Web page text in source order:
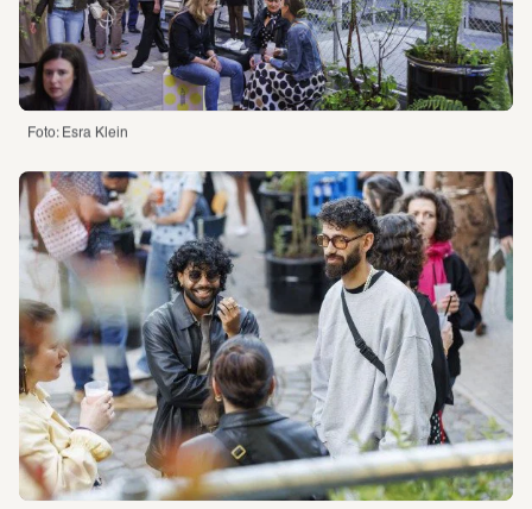
Foto: Esra Klein
Foto: Esra Klein